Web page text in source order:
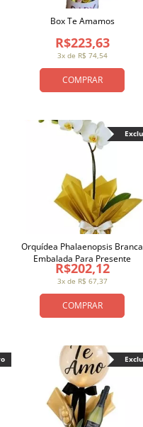
COMPRAR
3x de R$ 74,54
R$223,63
Box Te Amamos
COMPRAR
3x de R$ 67,37
R$202,12
Orquídea Phalaenopsis Branca
Embalada Para Presente